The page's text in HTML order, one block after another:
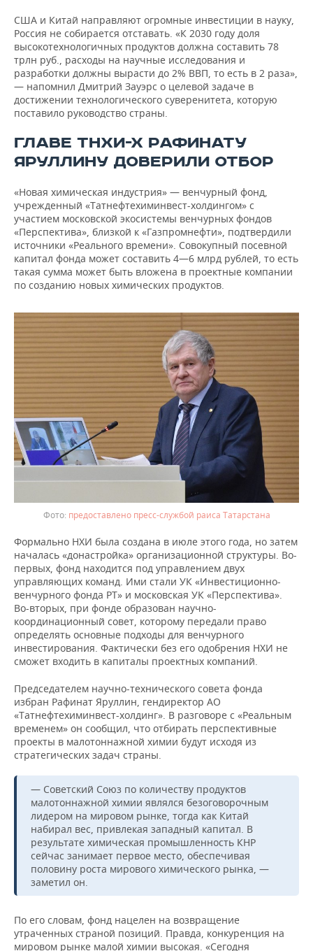
США и Китай направляют огромные инвестиции в науку,
Россия не собирается отставать. «К 2030 году доля
высокотехнологичных продуктов должна составить 78
трлн руб., расходы на научные исследования и
разработки должны вырасти до 2% ВВП, то есть в 2 раза»,
— напомнил Дмитрий Зауэрс о целевой задаче в
достижении технологического суверенитета, которую
поставило руководство страны.
ГЛАВЕ ТНХИ-Х РАФИНАТУ
ЯРУЛЛИНУ ДОВЕРИЛИ ОТБОР
«Новая химическая индустрия» — венчурный фонд,
учрежденный «Татнефтехиминвест-холдингом» с
участием московской экосистемы венчурных фондов
«Перспектива», близкой к «Газпромнефти», подтвердили
источники «Реального времени». Совокупный посевной
капитал фонда может составить 4—6 млрд рублей, то есть
такая сумма может быть вложена в проектные компании
по созданию новых химических продуктов.
предоставлено пресс-службой раиса Татарстана
Формально НХИ была создана в июле этого года, но затем
началась «донастройка» организационной структуры. Во-
первых, фонд находится под управлением двух
управляющих команд. Ими стали УК «Инвестиционно-
венчурного фонда РТ» и московская УК «Перспектива».
Во-вторых, при фонде образован научно-
координационный совет, которому передали право
определять основные подходы для венчурного
инвестирования. Фактически без его одобрения НХИ не
сможет входить в капиталы проектных компаний.
Председателем научно-технического совета фонда
избран Рафинат Яруллин, гендиректор АО
«Татнефтехиминвест-холдинг». В разговоре с «Реальным
временем» он сообщил, что отбирать перспективные
проекты в малотоннажной химии будут исходя из
стратегических задач страны.
— Советский Союз по количеству продуктов
малотоннажной химии являлся безоговорочным
лидером на мировом рынке, тогда как Китай
набирал вес, привлекая западный капитал. В
результате химическая промышленность КНР
сейчас занимает первое место, обеспечивая
половину роста мирового химического рынка, —
заметил он.
По его словам, фонд нацелен на возвращение
утраченных страной позиций. Правда, конкуренция на
мировом рынке малой химии высокая. «Сегодня